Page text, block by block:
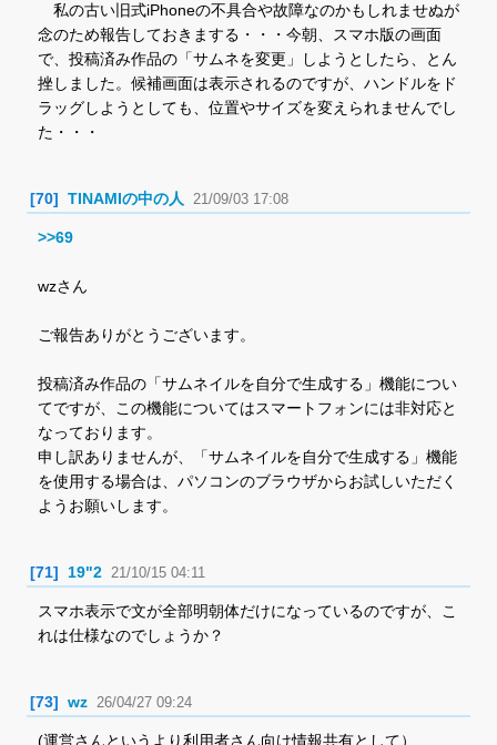
私の古い旧式iPhoneの不具合や故障なのかもしれませぬが
念のため報告しておきまする・・・今朝、スマホ版の画面
で、投稿済み作品の「サムネを変更」しようとしたら、とん
挫しました。候補画面は表示されるのですが、ハンドルをド
ラッグしようとしても、位置やサイズを変えられませんでし
た・・・
[70] TINAMIの中の人 21/09/03 17:08
>>69
wzさん
ご報告ありがとうございます。
投稿済み作品の「サムネイルを自分で生成する」機能につい
てですが、この機能についてはスマートフォンには非対応と
なっております。
申し訳ありませんが、「サムネイルを自分で生成する」機能
を使用する場合は、パソコンのブラウザからお試しいただく
ようお願いします。
[71] 19"2 21/10/15 04:11
スマホ表示で文が全部明朝体だけになっているのですが、こ
れは仕様なのでしょうか？
[73] wz 26/04/27 09:24
(運営さんというより利用者さん向け情報共有として）